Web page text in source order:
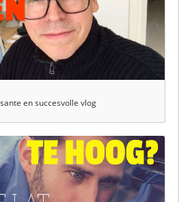
en succesvolle vlog